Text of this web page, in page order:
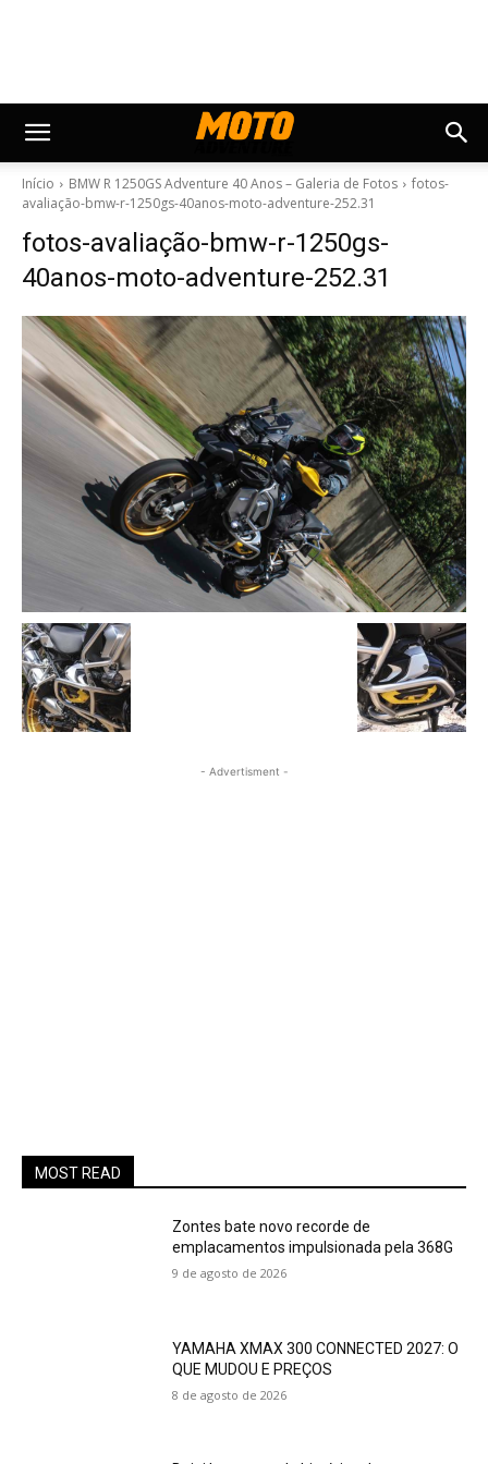
Início BMW R 1250GS Adventure 40 Anos – Galeria de Fotos
fotos-
avaliação-bmw-r-1250gs-40anos-moto-adventure-252.31
fotos-avaliação-bmw-r-1250gs-
40anos-moto-adventure-252.31
- Advertisment -
MOST READ
Zontes bate novo recorde de
emplacamentos impulsionada pela 368G
9 de agosto de 2026
YAMAHA XMAX 300 CONNECTED 2027: O
QUE MUDOU E PREÇOS
8 de agosto de 2026